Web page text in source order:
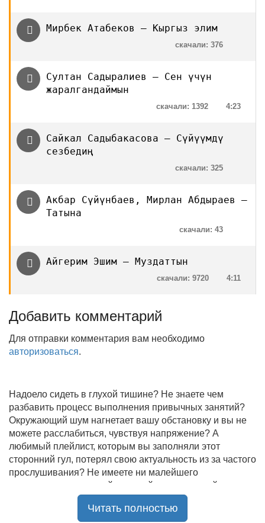
Мирбек Атабеков — Кыргыз элим
скачали: 376
Султан Садыралиев — Сен үчүн
жаралгандаймын
4:23
скачали: 1392
Сайкал Садыбакасова — Сүйүүмдү
сезбедиң
скачали: 325
Акбар Сүйүнбаев, Мирлан Абдыраев —
Татына
скачали: 43
Айгерим Эшим — Муздаттын
4:11
скачали: 9720
Добавить комментарий
Для отправки комментария вам необходимо
авторизоваться.
Надоело сидеть в глухой тишине? Не знаете чем
разбавить процесс выполнения привычных занятий?
Окружающий шум нагнетает вашу обстановку и вы не
можете расслабиться, чувствуя напряжение? А
любимый плейлист, которым вы заполняли этот
сторонний гул, потерял свою актуальность из за частого
прослушивания? Не имеете ни малейшего
представления, где найти новый качественный контент
на замену старому? В таком случае вы обратились по
Читать полностью